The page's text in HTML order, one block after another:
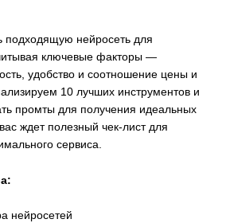
подходящую нейросеть для
ключевые факторы —
удобство и соотношение цены и
10 лучших инструментов и
промты для получения идеальных
ждет полезный чек-лист для
сервиса.
нейросетей